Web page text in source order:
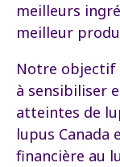
meilleurs
meilleur
Notre objectif
à sensibiliser
atteintes de
lupus
financière au